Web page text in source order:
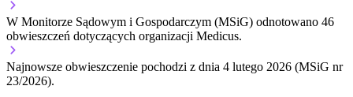
W Monitorze Sądowym i Gospodarczym (MSiG) odnotowano 46
obwieszczeń dotyczących organizacji Medicus.
Najnowsze obwieszczenie pochodzi z dnia 4 lutego 2026 (MSiG nr
23/2026).